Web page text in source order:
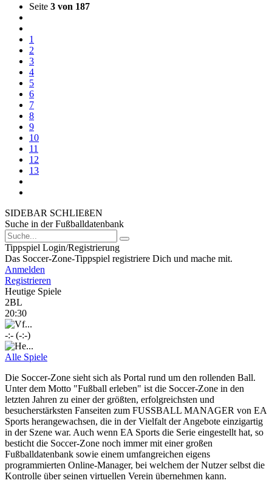
Seite 3 von 187
1
2
3
4
5
6
7
8
9
10
11
12
13
SIDEBAR SCHLIEßEN
Suche in der Fußballdatenbank
Tippspiel Login/Registrierung
Das Soccer-Zone-Tippspiel registriere Dich und mache mit.
Anmelden
Registrieren
Heutige Spiele
2BL
20:30
-:- (-:-)
Alle Spiele
Die Soccer-Zone sieht sich als Portal rund um den rollenden Ball.
Unter dem Motto "Fußball erleben" ist die Soccer-Zone in den
letzten Jahren zu einer der größten, erfolgreichsten und
besucherstärksten Fanseiten zum FUSSBALL MANAGER von EA
Sports herangewachsen, die in der Vielfalt der Angebote einzigartig
in der Szene war. Auch wenn EA Sports die Serie eingestellt hat, so
besticht die Soccer-Zone noch immer mit einer großen
Fußballdatenbank sowie einem umfangreichen eigens
programmierten Online-Manager, bei welchem der Nutzer selbst die
Kontrolle über seinen virtuellen Verein übernehmen kann.